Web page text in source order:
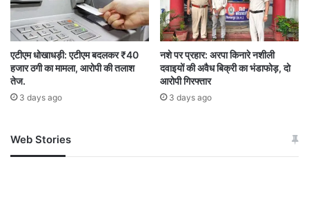
काफिला विवाद
आपको बता दें कि भूपेश बघेल के काफी लोगों को बजरंग दल
के सदस्यों द्वारा रोकने का प्रयास किया गया था जिसके बाद
इस मामले में तूल पकड़ लिया यह पूरा मामला भिलाई से जुड़ा
शामिल होने पूर्व मुख्यमंत्री जा रहे थे इसी दौरान यह घटना
एटीएम धोखाधड़ी: एटीएम बदलकर ₹40
हजार ठगी का मामला, आरोपी की तलाश
तेज.
3 days ago
नशे पर प्रहार: अरपा किनारे नशीली
दवाइयों की अवैध बिक्री का भंडाफोड़, दो
आरोपी गिरफ्तार
3 days ago
Web Stories
जम्मू-कश्मीर में बारिश से
अपडेट
खाई में धक्का… आरोपियों ने